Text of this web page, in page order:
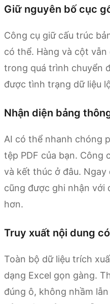
Giữ nguyên bố cục
Công cụ giữ cấu trúc
có thể. Hàng và cột
trong quá trình chuyển
được tình trạng dữ liệu
Nhận diện bảng
AI có thể nhanh chóng
tệp PDF của bạn. Công
và kết thúc ở đâu.
cũng được ghi nhận với
hơn.
Truy xuất nội dung
Toàn bộ dữ liệu trích
dạng Excel gọn gàng.
đúng ô, không nhầm